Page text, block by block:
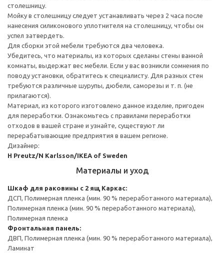
столешницу.
Мойку в столешницу следует устанавливать через 2 часа после
нанесения силиконового уплотнителя на столешницу, чтобы он
успел затвердеть.
Для сборки этой мебели требуются два человека.
Убедитесь, что материалы, из которых сделаны стены ванной
комнаты, выдержат вес мебели. Если у вас возникли сомнения по
поводу установки, обратитесь к специалисту. Для разных стен
требуются различные шурупы, дюбели, саморезы и т. п. (не
прилагаются).
Материал, из которого изготовлено данное изделие, пригоден
для переработки. Ознакомьтесь с правилами переработки
отходов в вашей стране и узнайте, существуют ли
перерабатывающие предприятия в вашем регионе.
Дизайнер:
H Preutz/N Karlsson/IKEA of Sweden
Материалы и уход
Шкаф для раковины с 2 ящ Каркас:
ДСП, Полимерная пленка (мин. 90 % переработанного материала),
Полимерная пленка (мин. 90 % переработанного материала),
Полимерная пленка
Фронтальная панель:
ДВП, Полимерная пленка (мин. 90 % переработанного материала),
Ламинат